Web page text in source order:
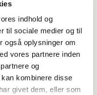
indhold og
til sociale medier og til
også oplysninger om
vores partnere inden
og
kombinere disse
givet dem, eller som